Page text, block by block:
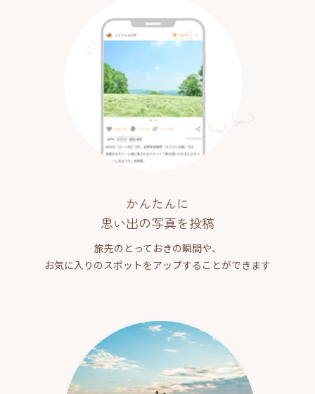
かんたんに
思い出の写真を投稿
旅先のとっておきの瞬間や、
お気に入りのスポットをアップすることができます